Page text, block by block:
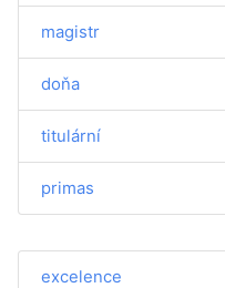
magistr
doňa
titulární
primas
excelence